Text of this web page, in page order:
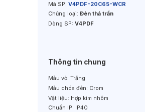
Mã SP: V4PDF-20C65-WCR
Chủng loại: Đèn thả trần
Dòng SP: V4PDF
Thông tin chung
Màu vỏ: Trắng
Màu chóa đèn: Crom
Vật liệu: Hợp kim nhôm
Chuẩn IP:
IP40